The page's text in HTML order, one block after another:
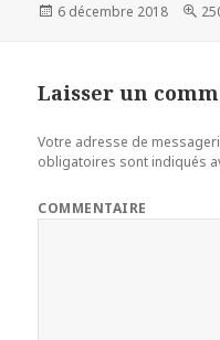
Publié
6 décembre 2018
Laisser un
Votre adresse de
obligatoires sont indiqués
COMMENTAIRE